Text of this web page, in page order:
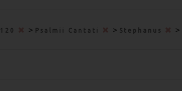
120 > Psalmii Cantati > Stephanus >